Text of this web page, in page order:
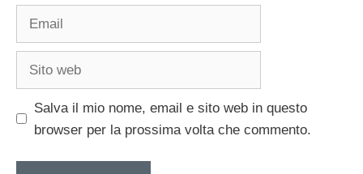
Salva il mio nome, email e sito web in questo
browser per la prossima volta che commento.